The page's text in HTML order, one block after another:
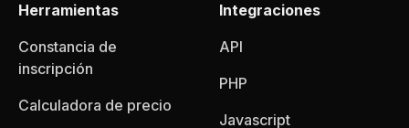
Herramientas
Constancia de
inscripción
Calculadora de precio
Integraciones
API
PHP
Javascript